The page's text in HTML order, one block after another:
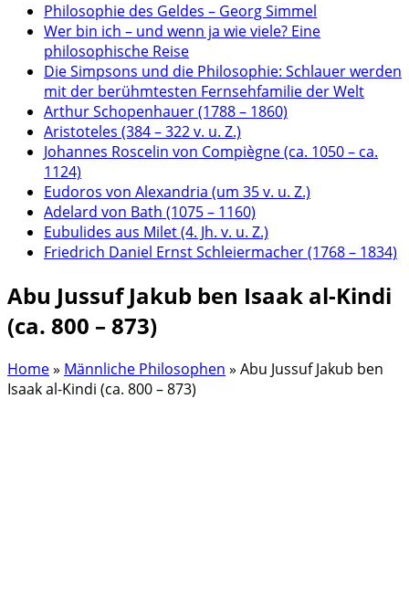
Philosophie des Geldes – Georg Simmel
Wer bin ich – und wenn ja wie viele? Eine
philosophische Reise
Die Simpsons und die Philosophie: Schlauer werden
mit der berühmtesten Fernsehfamilie der Welt
Arthur Schopenhauer (1788 – 1860)
Aristoteles (384 – 322 v. u. Z.)
Johannes Roscelin von Compiègne (ca. 1050 – ca.
1124)
Eudoros von Alexandria (um 35 v. u. Z.)
Adelard von Bath (1075 – 1160)
Eubulides aus Milet (4. Jh. v. u. Z.)
Friedrich Daniel Ernst Schleiermacher (1768 – 1834)
Abu Jussuf Jakub ben Isaak al-Kindi
(ca. 800 – 873)
Home» Männliche Philosophen » Abu Jussuf Jakub ben
Isaak al-Kindi (ca. 800 – 873)